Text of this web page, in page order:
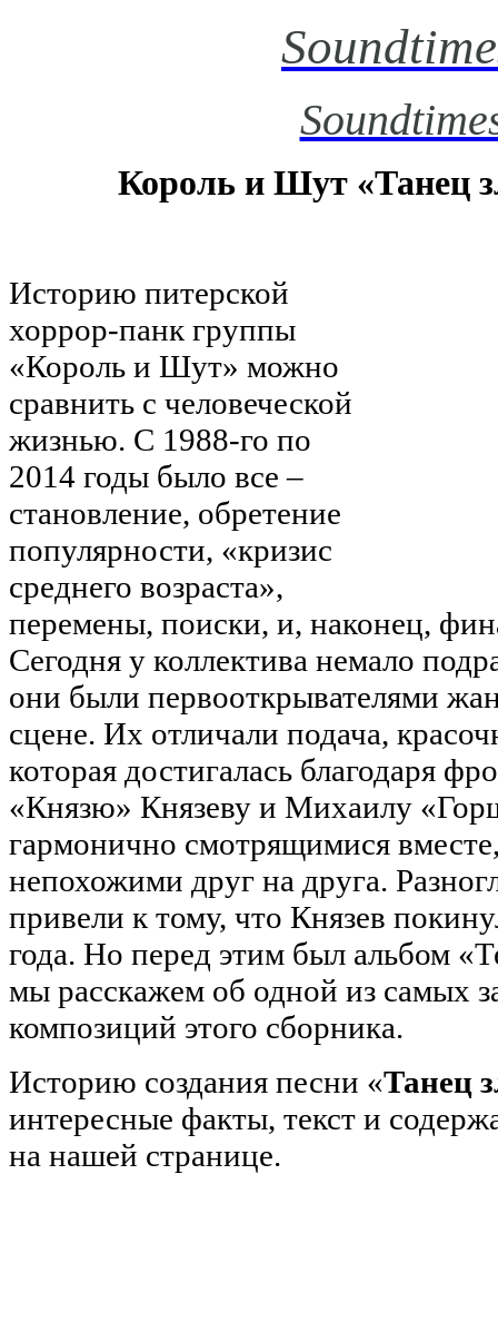
Король и Шут «Танец
Историю питерской
хоррор-панк группы
«Король и Шут» можно
сравнить с человеческой
жизнью. С 1988-го по
2014 годы было все –
становление, обретение
популярности, «кризис
среднего возраста»,
перемены, поиски, и, наконец,
Сегодня у коллектива немало
они были первооткрывателями
сцене. Их отличали подача,
которая достигалась благодаря
«Князю» Князеву и Михаилу
гармонично смотрящимися
непохожими друг на друга.
привели к тому, что Князев
года. Но перед этим был альбом
мы расскажем об одной из самых
композиций этого сборника.
Историю создания песни «Танец
интересные факты, текст и
на нашей странице.